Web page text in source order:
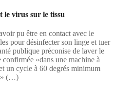
le virus sur le tissu
pu être en contact avec le
pour désinfecter son linge et tuer
publique préconise de laver le
«dans une machine à
un cycle à 60 degrés minimum
(…)